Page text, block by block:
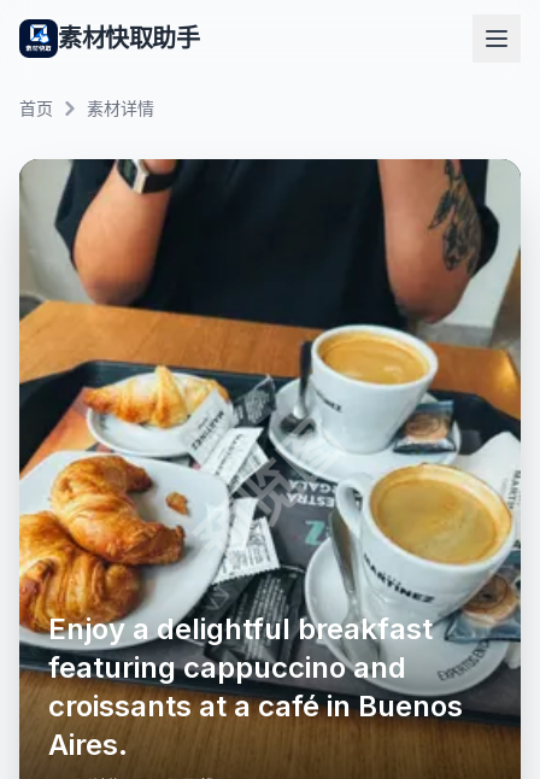
素材快取助手
首页 素材详情
预览图
Enjoy a delightful breakfast
featuring cappuccino and
croissants at a café in Buenos
Aires.